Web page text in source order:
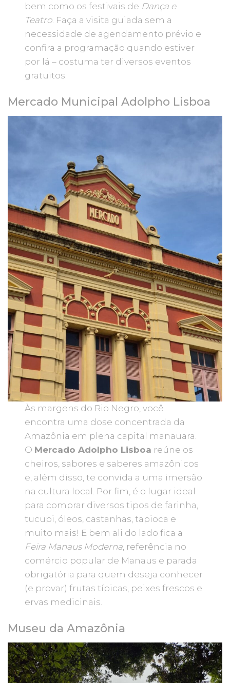
bem como os festivais de Dança e
Teatro . Faça a visita guiada sem a
necessidade de agendamento prévio e
confira a programação quando estiver
por lá – costuma ter diversos eventos
gratuitos.
Mercado Municipal Adolpho Lisboa
Às margens do Rio Negro, você
encontra uma dose concentrada da
Amazônia em plena capital manauara.
O Mercado Adolpho Lisboa reúne os
cheiros, sabores e saberes amazônicos
e, além disso, te convida a uma imersão
na cultura local. Por fim, é o lugar ideal
para comprar diversos tipos de farinha,
tucupi, óleos, castanhas, tapioca e
muito mais! E bem ali do lado fica a
Feira Manaus Moderna, referência no
comércio popular de Manaus e parada
obrigatória para quem deseja conhecer
(e provar) frutas típicas, peixes frescos e
ervas medicinais.
Museu da Amazônia